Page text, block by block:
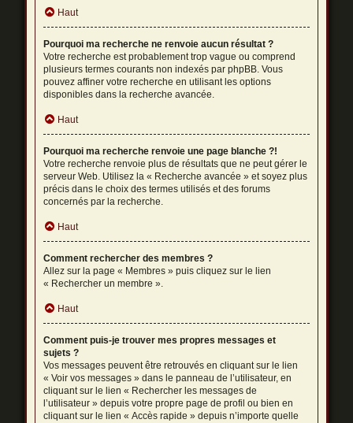
Haut
Pourquoi ma recherche ne renvoie aucun résultat ?
Votre recherche est probablement trop vague ou comprend
plusieurs termes courants non indexés par phpBB. Vous
pouvez affiner votre recherche en utilisant les options
disponibles dans la recherche avancée.
Haut
Pourquoi ma recherche renvoie une page blanche ?!
Votre recherche renvoie plus de résultats que ne peut gérer le
serveur Web. Utilisez la « Recherche avancée » et soyez plus
précis dans le choix des termes utilisés et des forums
concernés par la recherche.
Haut
Comment rechercher des membres ?
Allez sur la page « Membres » puis cliquez sur le lien
« Rechercher un membre ».
Haut
Comment puis-je trouver mes propres messages et
sujets ?
Vos messages peuvent être retrouvés en cliquant sur le lien
« Voir vos messages » dans le panneau de l’utilisateur, en
cliquant sur le lien « Rechercher les messages de
l’utilisateur » depuis votre propre page de profil ou bien en
cliquant sur le lien « Accès rapide » depuis n’importe quelle